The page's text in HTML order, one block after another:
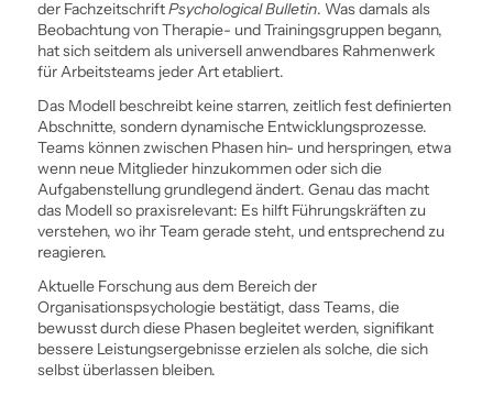
der FachzeitschriftPsychological Bulletin. Was damals als
Beobachtung von Therapie- und Trainingsgruppen begann,
hat sich seitdem als universell anwendbares Rahmenwerk
für Arbeitsteams jeder Art etabliert.
Das Modell beschreibt keine starren, zeitlich fest definierten
Abschnitte, sondern dynamische Entwicklungs­prozesse.
Teams können zwischen Phasen hin- und herspringen, etwa
wenn neue Mitglieder hinzukommen oder sich die
Aufgabenstellung grundlegend ändert. Genau das macht
das Modell so praxisrelevant: Es hilft Führungskräften zu
verstehen, wo ihr Team gerade steht, und entsprechend zu
reagieren.
Aktuelle Forschung aus dem Bereich der
Organisationspsychologie bestätigt, dass Teams, die
bewusst durch diese Phasen begleitet werden, signifikant
bessere Leistungsergebnisse erzielen als solche, die sich
selbst überlassen bleiben.